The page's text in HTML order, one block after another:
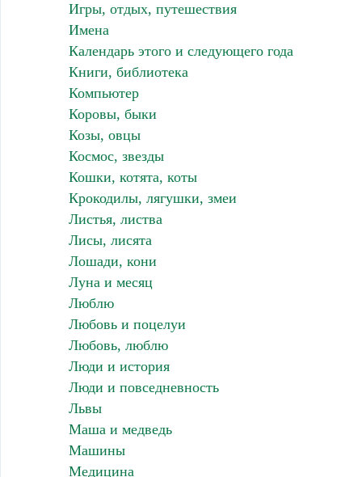
Игры, отдых, путешествия
Имена
Календарь этого и следующего года
Книги, библиотека
Компьютер
Коровы, быки
Козы, овцы
Космос, звезды
Кошки, котята, коты
Крокодилы, лягушки, змеи
Листья, листва
Лисы, лисята
Лошади, кони
Луна и месяц
Люблю
Любовь и поцелуи
Любовь, люблю
Люди и история
Люди и повседневность
Львы
Маша и медведь
Машины
Медицина